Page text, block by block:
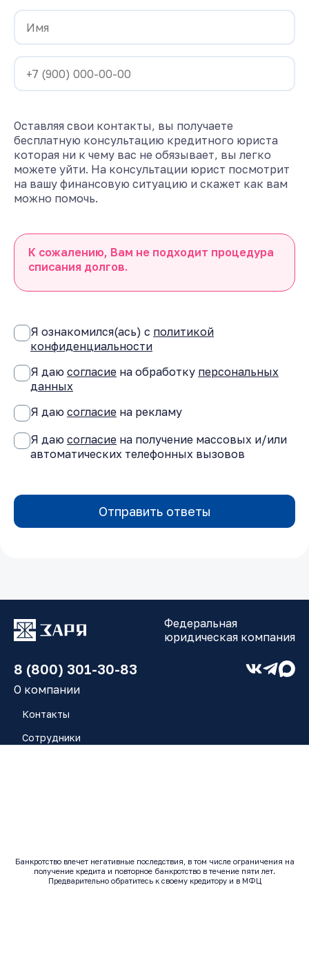
Оставляя свои контакты, вы получаете
бесплатную консультацию кредитного юриста
которая ни к чему вас не обязывает, вы легко
можете уйти. На консультации юрист посмотрит
на вашу финансовую ситуацию и скажет как вам
можно помочь.
К сожалению, Вам не подходит процедура
списания долгов.
Я ознакомился(ась) с политикой
конфиденциальности
Я даю согласие на обработку персональных
данных
Я даю согласие на рекламу
Я даю согласие на получение массовых и/или
автоматических телефонных вызовов
Отправить ответы
Федеральная
юридическая компания
8 (800) 301-30-83
О компании
Контакты
Сотрудники
© 2017 - 2026 | Все права защищены
Исполнитель: ООО "ЮК ЗАРЯ" ОГРН: 1246300014443 |
Банкротство влечет негативные последствия, в том числе ограничения на
получение кредита и повторное банкротство в течение пяти лет.
Предварительно обратитесь к своему кредитору и в МФЦ